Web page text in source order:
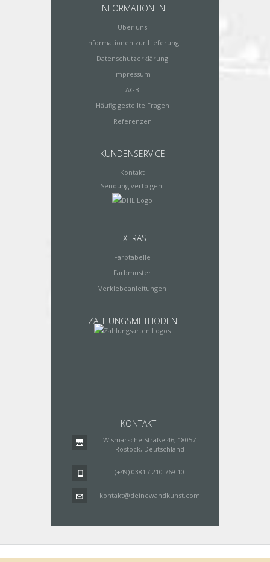
INFORMATIONEN
Über uns
Informationen zur Lieferung
Datenschutzerklärung
Impressum
AGB
Häufig gestellte Fragen
Referenzen
KUNDENSERVICE
Kontakt
Sendung verfolgen:
EXTRAS
Farbtabelle
Farbmuster
Verklebeanleitungen
ZAHLUNGSMETHODEN
KONTAKT
Wismarsche Straße 46, 18057
Rostock, Deutschland
(+49) 0381 / 210 769 10
kontakt@deinewandkunst.com